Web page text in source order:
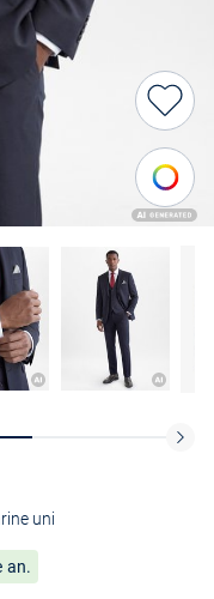
uni
an.